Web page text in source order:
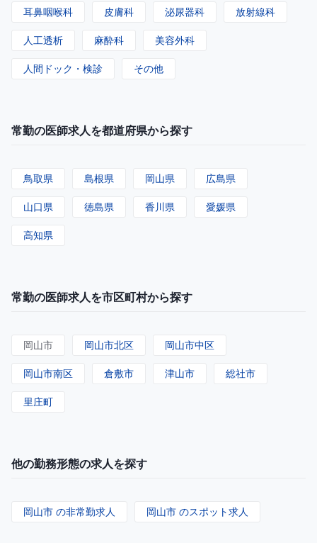
耳鼻咽喉科 皮膚科 泌尿器科 放射線科
人工透析 麻酔科 美容外科
人間ドック・検診 その他
常勤の医師求人を都道府県から探す
鳥取県 島根県 岡山県 広島県
山口県 徳島県 香川県 愛媛県
高知県
常勤の医師求人を市区町村から探す
岡山市 岡山市北区 岡山市中区
岡山市南区 倉敷市 津山市 総社市
里庄町
他の勤務形態の求人を探す
岡山市 の非常勤求人 岡山市 のスポット求人